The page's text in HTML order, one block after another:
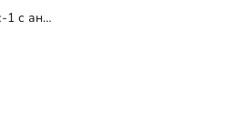
Распашной шкаф Салленс-1 с антресолью